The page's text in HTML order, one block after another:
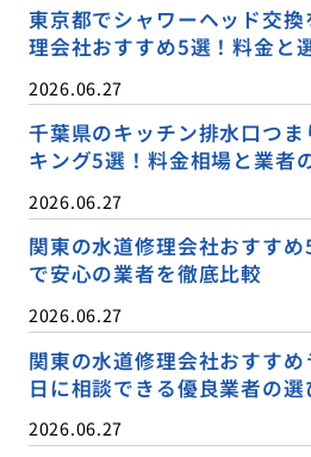
東京都でシャワーヘッド交
理会社おすすめ5選！料金と
2026.06.27
千葉県のキッチン排水口つ
キング5選！料金相場と業者
2026.06.27
関東の水道修理会社おすす
で安心の業者を徹底比較
2026.06.27
関東の水道修理会社おすす
日に相談できる優良業者の選
2026.06.27